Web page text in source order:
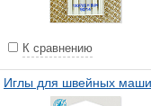
К сравнению
Иглы для швейных